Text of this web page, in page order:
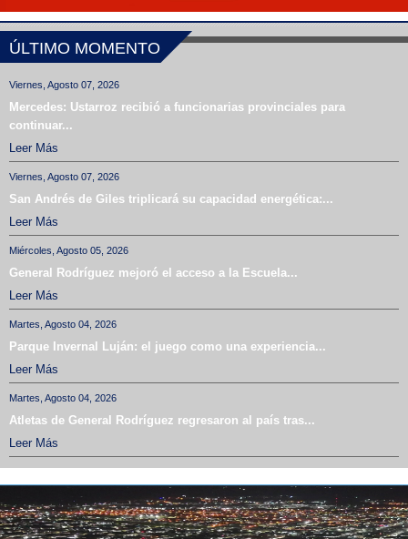
ÚLTIMO MOMENTO
Viernes, Agosto 07, 2026
Mercedes: Ustarroz recibió a funcionarias provinciales para
continuar...
Leer Más
Viernes, Agosto 07, 2026
San Andrés de Giles triplicará su capacidad energética:...
Leer Más
Miércoles, Agosto 05, 2026
General Rodríguez mejoró el acceso a la Escuela...
Leer Más
Martes, Agosto 04, 2026
Parque Invernal Luján: el juego como una experiencia...
Leer Más
Martes, Agosto 04, 2026
Atletas de General Rodríguez regresaron al país tras...
Leer Más